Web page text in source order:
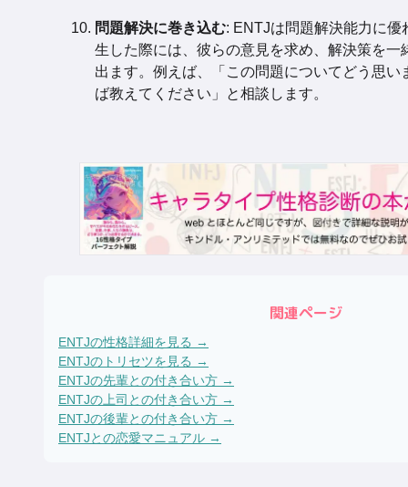
問題解決に巻き込む: ENTJは問題解決能力に優
生した際には、彼らの意見を求め、解決策を一
出ます。例えば、「この問題についてどう思い
ば教えてください」と相談します。
関連ページ
ENTJの性格詳細を見る →
ENTJのトリセツを見る →
ENTJの先輩との付き合い方 →
ENTJの上司との付き合い方 →
ENTJの後輩との付き合い方 →
ENTJとの恋愛マニュアル →